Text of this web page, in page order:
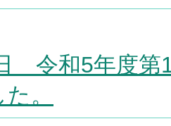
令和5年度第
。